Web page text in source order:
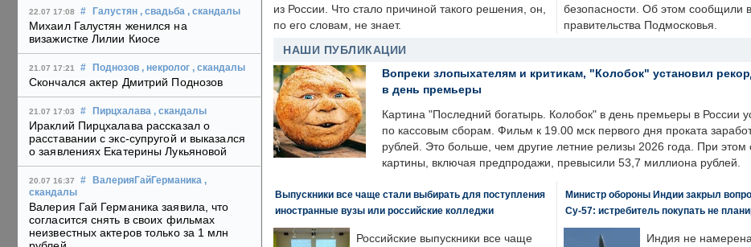
22.07 17:08 # Галустян , свадьба , скандалы
Михаил Галустян женился на
визажистке Лилии Киосе
21.07 17:21 # Поднозов , некролог , скандалы
Скончался актер Дмитрий Поднозов
21.07 17:03 # Пирцхалава , скандалы
Ираклий Пирцхалава рассказал о
расставании с экс-супругой и выказался
о заявлениях Екатерины Лукьяновой
20.07 16:37 # ВалерияГайГерманика ,
скандалы
Валерия Гай Германика заявила, что
согласится снять в своих фильмах
неизвестных актеров только за 1 млн
из России. Что стало причиной такого решения, он,
по его словам, не знает.
безопасности. Об этом сообщили
правительства Подмосковья.
НАШИ ПУБЛИКАЦИИ
Вопреки злопыхателям и критикам, "Колобок" установил
в день премьеры
Картина "Последний богатырь. Колобок" в день премьеры в России
по кассовым сборам. Фильм к 19.00 мск первого дня проката
рублей. Это больше, чем другие летние релизы 2026 года. При
картины, включая предпродажи, превысили 53,7 миллиона рублей.
Выпускники все чаще стали выбирать для поступления
иностранные вузы или российские колледжи
Российские выпускники все чаще
Министр обороны Индии закрыл
Су-57: истребитель покупать не
Индия не